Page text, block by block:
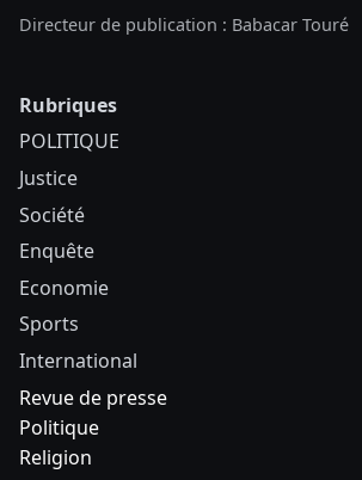
Directeur de publication : Babacar Touré
Rubriques
POLITIQUE
Justice
Société
Enquête
Economie
Sports
International
Revue de presse
Politique
Religion